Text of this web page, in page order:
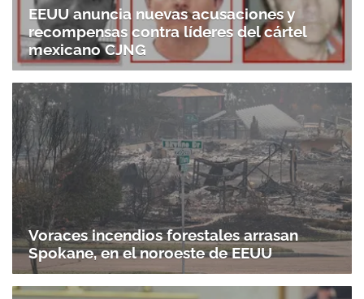
EEUU anuncia nuevas acusaciones y
recompensas contra líderes del cártel
mexicano CJNG
Voraces incendios forestales arrasan
Spokane, en el noroeste de EEUU